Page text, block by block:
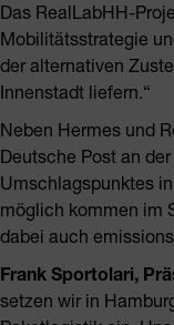
Das RealLabHH-
Mobilitätsstrategie
der alternativen
Innenstadt liefern.“
Neben Hermes und
Deutsche Post an
Umschlagspunktes
möglich kommen im
dabei auch
Frank Sportolari,
setzen wir in